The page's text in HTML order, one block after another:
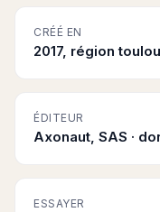
CRÉÉ EN
2017, région
ÉDITEUR
Axonaut, SAS ·
ESSAYER